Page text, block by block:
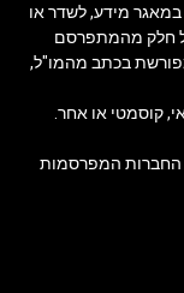
מידע, לשדר או
חלק מהמתפרסם
בכתב מהמו"ל,
קוסמטי או אחר.
החברות המפרסמות